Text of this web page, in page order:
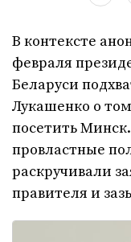
В контексте
февраля
Беларуси
Лукашенко о
посетить
провластные
раскручивали
правителя и